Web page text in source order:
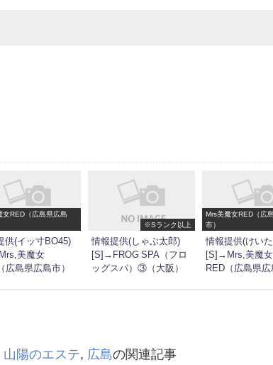
女RED（広島県広島
供(イッ寸BO45)
美魔女
広島県広島市）
※Sランク以上
情報提供(しゃぶ太郎)
[S]→FROG SPA（フロ
ッグスパ）③（大阪）
Mrs美魔女RED（広
市）
情報提供(けい
[S]→Mrs,美魔女
RED（広島県広
山陽のエステ, 広島の関連記事